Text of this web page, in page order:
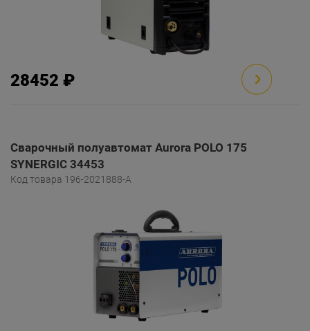
28452 ₽
Сварочный полуавтомат Aurora POLO 175
SYNERGIC 34453
Код товара 196-2021888-A